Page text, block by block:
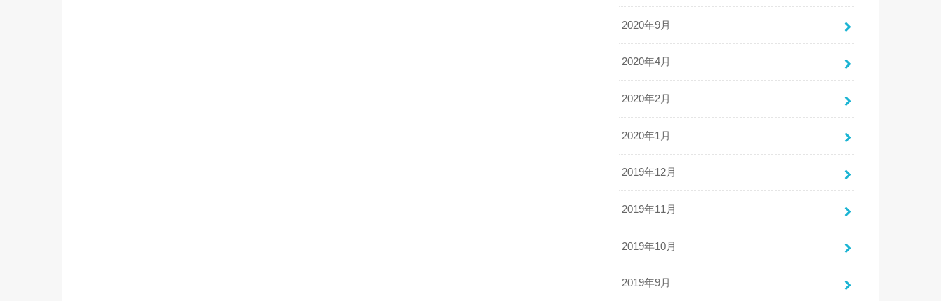
2020年9月
2020年4月
2020年2月
2020年1月
2019年12月
2019年11月
2019年10月
2019年9月